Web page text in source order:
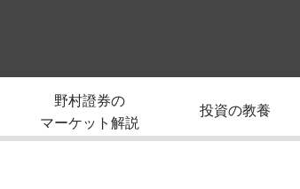
野村證券の
マーケット解説
投資の教養